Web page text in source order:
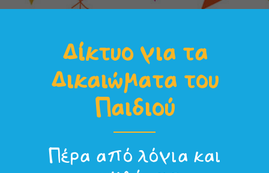
Δίκτυο για τα
Δικαιώµατα του
Παιδιού
Πέρα από λόγια και